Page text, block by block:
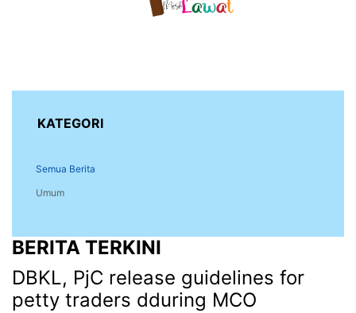
KATEGORI
Semua Berita
Umum
BERITA TERKINI
DBKL, PjC release guidelines for
petty traders dduring MCO